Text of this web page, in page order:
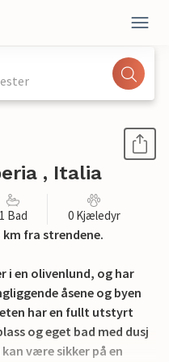
, Italia
1 Bad 0 Kjæledyr
km fra strendene.
i en olivenlund, og har
åsene og byen
har en fullt utstyrt
og eget bad med dusj
være sikker på en